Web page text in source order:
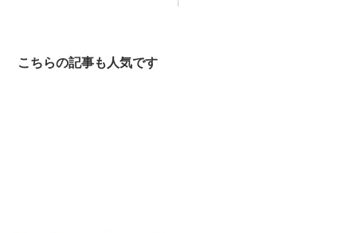
こちらの記事も人気です